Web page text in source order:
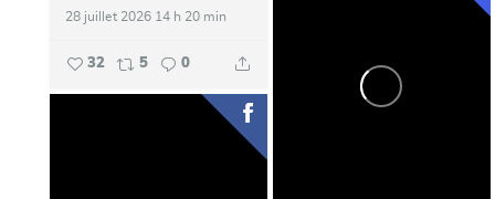
28 juillet 2026 14 h 20 min
32 5 0